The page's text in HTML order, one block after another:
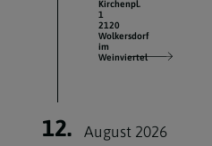
Kirchenpl.
1
2120
Wolkersdorf
im
Weinviertel
12. August 2026